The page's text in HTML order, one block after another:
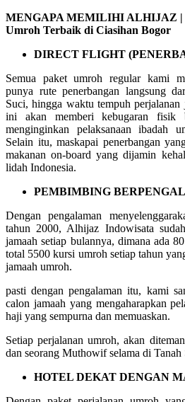
MENGAPA MEMILIHI ALHIJAZ |
Umroh Terbaik di Ciasihan Bogor
DIRECT FLIGHT
Semua paket umroh regular kami
punya rute penerbangan langsung
Suci, hingga waktu tempuh
ini akan memberi kebugaran fisik
menginginkan pelaksanaan ibadah
Selain itu, maskapai penerbangan
makanan on-board yang dijamin
lidah Indonesia.
PEMBIMBING
Dengan pengalaman
tahun 2000, Alhijaz Indowisata
jamaah setiap bulannya, dimana ada
total 5500 kursi umroh setiap tahun
jamaah umroh.
pasti dengan pengalaman itu, kami
calon jamaah yang mengaharapkan
haji yang sempurna dan memuaskan.
Setiap perjalanan umroh, akan
dan seorang Muthowif selama di Tanah
HOTEL DEKAT DENGAN